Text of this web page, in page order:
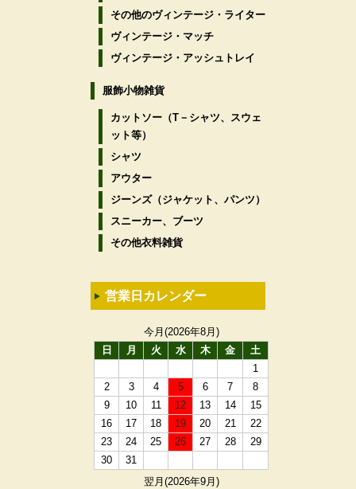
その他のヴィンテージ・ライター
ヴィンテージ・マッチ
ヴィンテージ・アッシュトレイ
服飾小物雑貨
カットソー（T－シャツ、スウェ
ット等）
シャツ
アウター
ジーンズ（ジャケット、パンツ）
スニーカー、ブーツ
その他衣料雑貨
営業日カレンダー
今月(2026年8月)
日
月 火 水 木 金
土
1
2
3 4 5 6 7
8
9
10 11 12 13 14
15
16
17 18 19 20 21
22
23
24 25 26 27 28
29
30
31
翌月(2026年9月)